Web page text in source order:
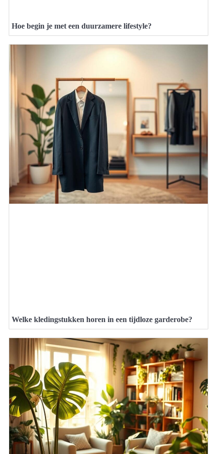
Hoe begin je met een duurzamere lifestyle?
Welke kledingstukken horen in een tijdloze garderobe?